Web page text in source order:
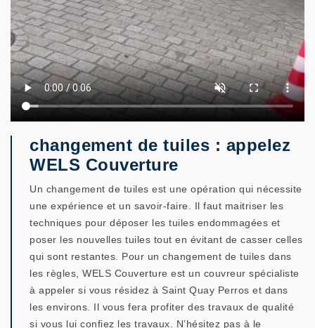
changement de tuiles : appelez
WELS Couverture
Un changement de tuiles est une opération qui nécessite
une expérience et un savoir-faire. Il faut maitriser les
techniques pour déposer les tuiles endommagées et
poser les nouvelles tuiles tout en évitant de casser celles
qui sont restantes. Pour un changement de tuiles dans
les règles, WELS Couverture est un couvreur spécialiste
à appeler si vous résidez à Saint Quay Perros et dans
les environs. Il vous fera profiter des travaux de qualité
si vous lui confiez les travaux. N’hésitez pas à le